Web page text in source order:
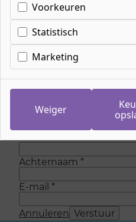
Op dit moment zijn is
mee te lopen bij de
gerust, we voegen
toe. Laat je gegevens
eenmalig een e-mail als
Achternaam *
E-mail *
Annuleren Verstuur
Voorkeuren
Statistisch
Marketing
Weiger